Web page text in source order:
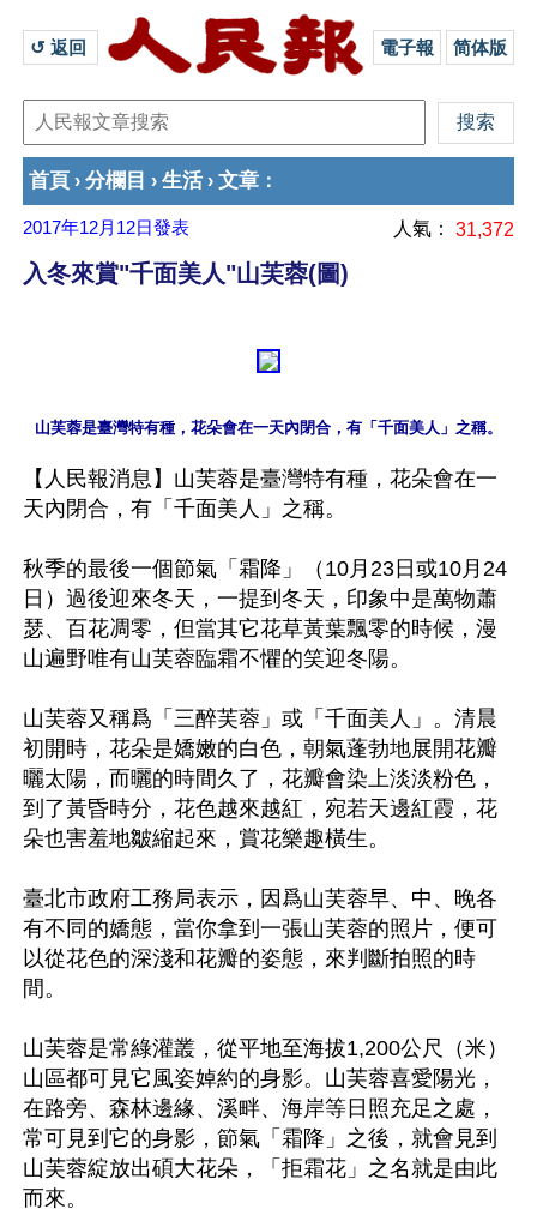
↺ 返回 電子報 简体版
首頁 › 分欄目 › 生活 › 文章 ：
2017年12月12日發表 人氣： 31,372
入冬來賞"千面美人"山芙蓉(圖)
【人民報消息】山芙蓉是臺灣特有種，花朵會在一
天內閉合，有「千面美人」之稱。
秋季的最後一個節氣「霜降」（10月23日或10月24
日）過後迎來冬天，一提到冬天，印象中是萬物蕭
瑟、百花凋零，但當其它花草黃葉飄零的時候，漫
山遍野唯有山芙蓉臨霜不懼的笑迎冬陽。
山芙蓉又稱爲「三醉芙蓉」或「千面美人」。清晨
初開時，花朵是嬌嫩的白色，朝氣蓬勃地展開花瓣
曬太陽，而曬的時間久了，花瓣會染上淡淡粉色，
到了黃昏時分，花色越來越紅，宛若天邊紅霞，花
朵也害羞地皺縮起來，賞花樂趣橫生。
臺北市政府工務局表示，因爲山芙蓉早、中、晚各
有不同的嬌態，當你拿到一張山芙蓉的照片，便可
以從花色的深淺和花瓣的姿態，來判斷拍照的時
間。
山芙蓉是常綠灌叢，從平地至海拔1,200公尺（米）
山區都可見它風姿婥約的身影。山芙蓉喜愛陽光，
在路旁、森林邊緣、溪畔、海岸等日照充足之處，
常可見到它的身影，節氣「霜降」之後，就會見到
山芙蓉綻放出碩大花朵，「拒霜花」之名就是由此
而來。